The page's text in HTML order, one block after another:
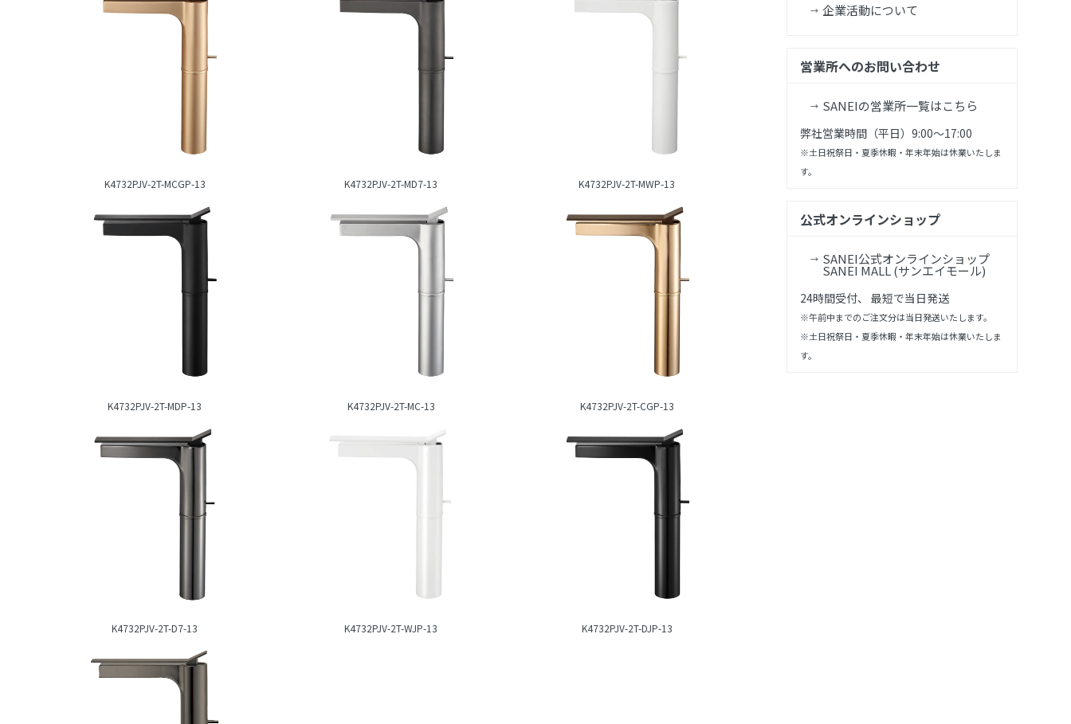
K4732PJV-2T-MCGP-13 K4732PJV-2T-MD7-13 K4732PJV-2T-MWP-13
K4732PJV-2T-MDP-13 K4732PJV-2T-MC-13 K4732PJV-2T-CGP-13
K4732PJV-2T-D7-13 K4732PJV-2T-WJP-13 K4732PJV-2T-DJP-13
企業活動について
営業所へのお問い合わせ
SANEIの営業所一覧はこちら
弊社営業時間（平日）9:00～17:00
※土日祝祭日・夏季休暇・年末年始は休業いたしま
す。
公式オンラインショップ
SANEI公式オンラインショップ
SANEI MALL (サンエイモール)
24時間受付、 最短で当日発送
※午前中までのご注文分は当日発送いたします。
※土日祝祭日・夏季休暇・年末年始は休業いたしま
す。